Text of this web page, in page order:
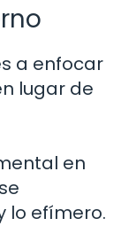
a enfocar
lugar de
en
lo efímero.